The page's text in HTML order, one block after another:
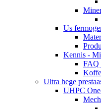
Us
Kennis -
FAQ
Ultra hege
UHPC